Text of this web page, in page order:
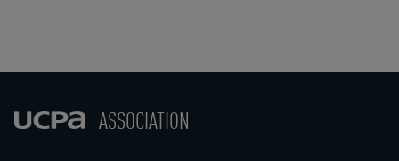
ASSOCIATION